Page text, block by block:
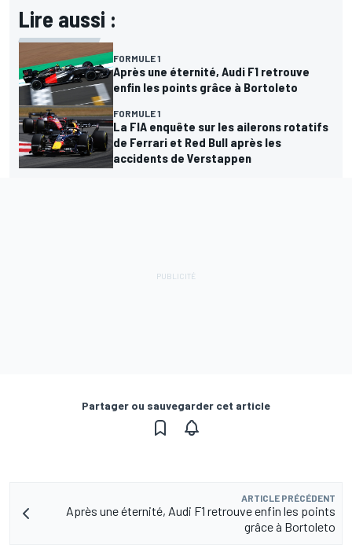
Lire aussi :
FORMULE 1
Après une éternité, Audi F1 retrouve
enfin les points grâce à Bortoleto
FORMULE 1
La FIA enquête sur les ailerons rotatifs
de Ferrari et Red Bull après les
accidents de Verstappen
Partager ou sauvegarder cet article
ARTICLE PRÉCÉDENT
Après une éternité, Audi F1 retrouve enfin les points
grâce à Bortoleto